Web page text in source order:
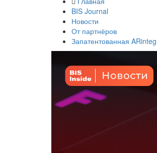
BIS Journal
Новости
От партнёров
Запатентованная